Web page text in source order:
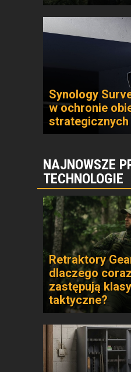
Synology
w ochronie
strategicznych
NAJNOWSZE
TECHNOLOGIE
Retraktory
dlaczego
zastępują
taktyczne?